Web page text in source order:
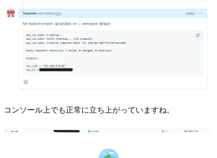
コンソール上でも正常に立ち上がっていますね。